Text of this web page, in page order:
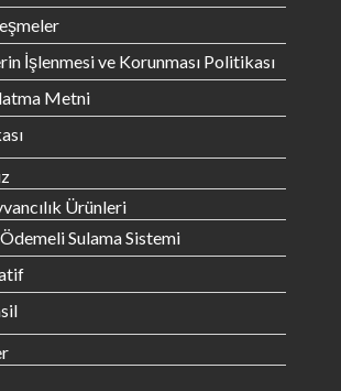
İşlenmesi ve Korunması Politikası
Metni
Ürünleri
Sulama Sistemi